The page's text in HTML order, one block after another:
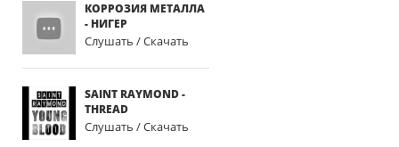
КОРРОЗИЯ МЕТАЛЛА
- НИГЕР
Слушать / Скачать
SAINT RAYMOND -
THREAD
Слушать / Скачать